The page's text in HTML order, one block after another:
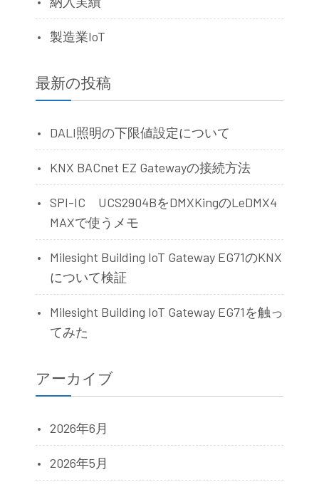
製造業IoT
最新の投稿
DALI照明の下限値設定について
KNX BACnet EZ Gatewayの接続方法
SPI-IC UCS2904BをDMXKingのLeDMX4
MAXで使うメモ
Milesight Building IoT Gateway EG71のKNX
について検証
Milesight Building IoT Gateway EG71を触っ
てみた
アーカイブ
2026年6月
2026年5月